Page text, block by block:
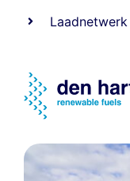
Laadnetwerk